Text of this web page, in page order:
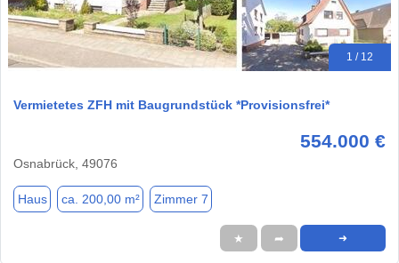
1 / 12
Vermietetes ZFH mit Baugrundstück *Provisionsfrei*
554.000 €
Osnabrück, 49076
Haus ca. 200,00 m² Zimmer 7
★ ➦ ➜